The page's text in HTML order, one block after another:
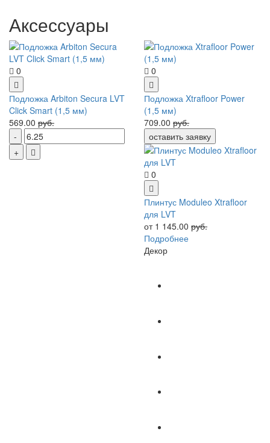
Аксессуары
0
Подложка Arbiton Secura LVT
Click Smart (1,5 мм)
569.00 руб.
0
Подложка Xtrafloor Power
(1,5 мм)
709.00 руб.
оставить заявку
0
Плинтус Moduleo Xtrafloor
для LVT
от 1 145.00 руб.
Подробнее
Декор